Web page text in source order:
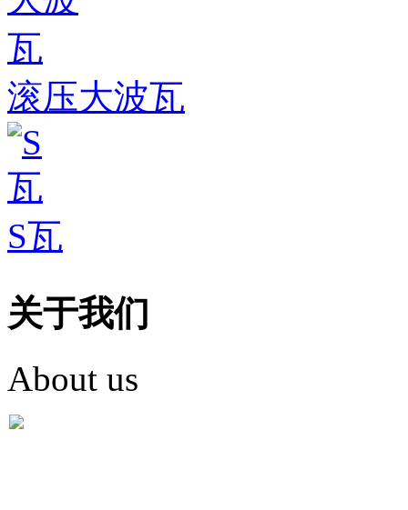
滚压大波瓦
S瓦
关于我们
About us